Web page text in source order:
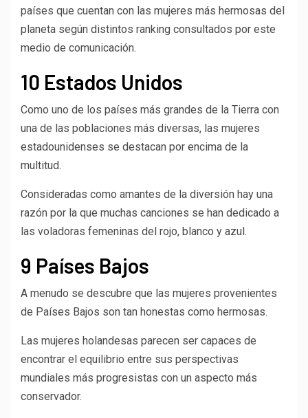
países que cuentan con las mujeres más hermosas del
planeta según distintos ranking consultados por este
medio de comunicación.
10 Estados Unidos
Como uno de los países más grandes de la Tierra con
una de las poblaciones más diversas, las mujeres
estadounidenses se destacan por encima de la
multitud.
Consideradas como amantes de la diversión hay una
razón por la que muchas canciones se han dedicado a
las voladoras femeninas del rojo, blanco y azul.
9 Países Bajos
A menudo se descubre que las mujeres provenientes
de Países Bajos son tan honestas como hermosas.
Las mujeres holandesas parecen ser capaces de
encontrar el equilibrio entre sus perspectivas
mundiales más progresistas con un aspecto más
conservador.